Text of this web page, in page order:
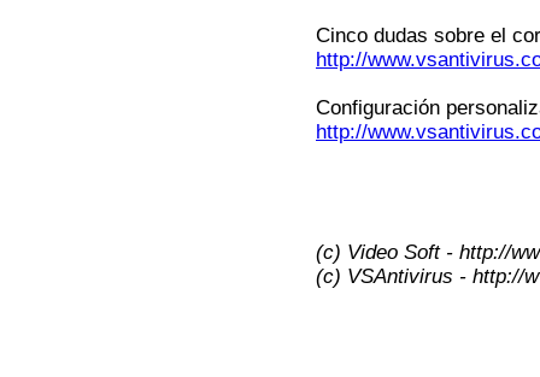
Cinco dudas sobre el
http://
Configuración
http://
(c) Video Soft - http://
(c) VSAntivirus - http://